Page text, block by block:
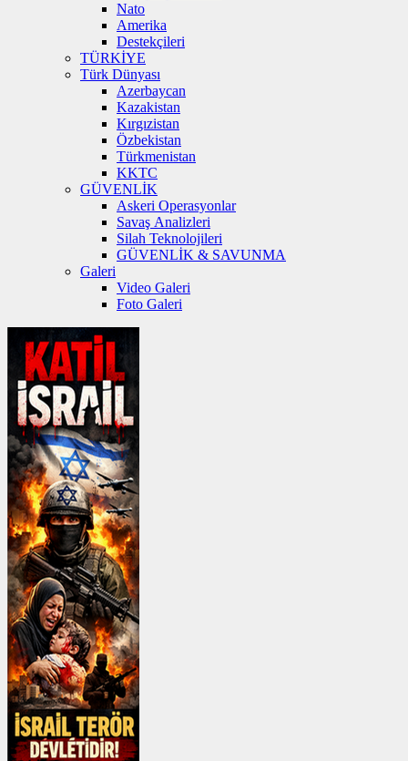
Nato
Amerika
Destekçileri
TÜRKİYE
Türk Dünyası
Azerbaycan
Kazakistan
Kırgızistan
Özbekistan
Türkmenistan
KKTC
GÜVENLİK
Askeri Operasyonlar
Savaş Analizleri
Silah Teknolojileri
GÜVENLİK & SAVUNMA
Galeri
Video Galeri
Foto Galeri